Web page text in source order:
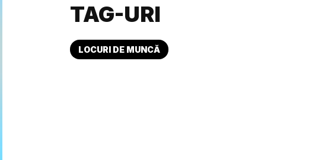
TAG-URI
LOCURI DE MUNCĂ